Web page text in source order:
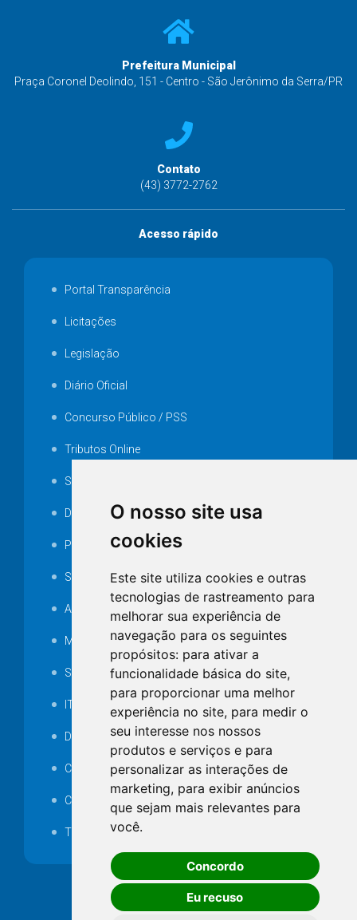
O nosso site usa
cookies
Este site utiliza cookies e outras
tecnologias de rastreamento para
melhorar sua experiência de
navegação para os seguintes
propósitos: para ativar a
funcionalidade básica do site,
para proporcionar uma melhor
experiência no site, para medir o
seu interesse nos nossos
produtos e serviços e para
personalizar as interações de
marketing, para exibir anúncios
que sejam mais relevantes para
você.
Concordo
Eu recuso
Prefeitura Municipal
Praça Coronel Deolindo, 151 - Centro - São Jerônimo da Serra/PR
Contato
(43) 3772-2762
Acesso rápido
Portal Transparência
Licitações
Legislação
Diário Oficial
Concurso Público / PSS
Tributos Online
Serviços ISS-E
Decretos
Portarias
SAMAE
Audiência pública
MANUTENÇÃO DE ILUMINAÇÃO PÚBLICA
Serviços Técnicos TI
ITR
Desapropriações
Catalogo Eletrônico de Padronização
Consórcios Municipais
Telefones Úteis